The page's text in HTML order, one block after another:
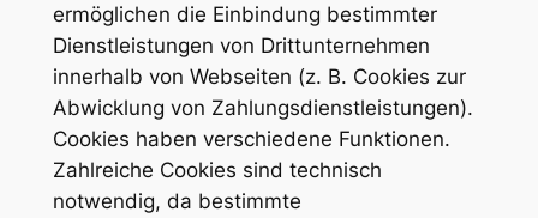
ermöglichen die Einbindung bestimmter
Dienstleistungen von Drittunternehmen
innerhalb von Webseiten (z. B. Cookies zur
Abwicklung von Zahlungsdienstleistungen).
Cookies haben verschiedene Funktionen.
Zahlreiche Cookies sind technisch
notwendig, da bestimmte